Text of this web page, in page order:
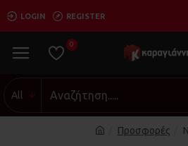
LOGIN REGISTER
0
All
Προσφορές